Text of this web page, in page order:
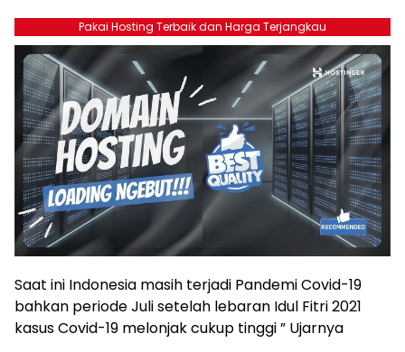
Pakai Hosting Terbaik dan Harga Terjangkau
Saat ini Indonesia masih terjadi Pandemi Covid-19
bahkan periode Juli setelah lebaran Idul Fitri 2021
kasus Covid-19 melonjak cukup tinggi ” Ujarnya